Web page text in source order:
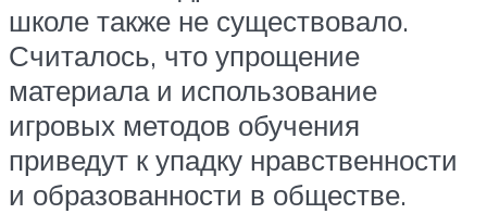
школе также не существовало.
Считалось, что упрощение
материала и использование
игровых методов обучения
приведут к упадку нравственности
и образованности в обществе.